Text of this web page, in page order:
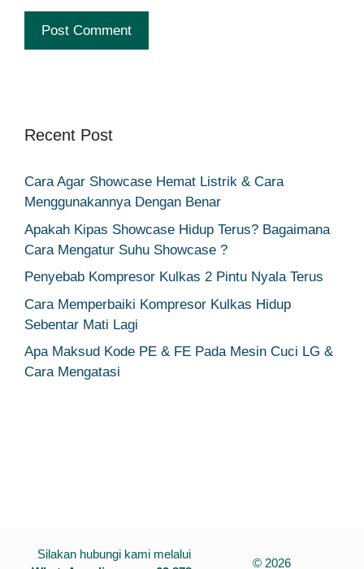
Recent Post
Cara Agar Showcase Hemat Listrik & Cara
Menggunakannya Dengan Benar
Apakah Kipas Showcase Hidup Terus? Bagaimana
Cara Mengatur Suhu Showcase ?
Penyebab Kompresor Kulkas 2 Pintu Nyala Terus
Cara Memperbaiki Kompresor Kulkas Hidup
Sebentar Mati Lagi
Apa Maksud Kode PE & FE Pada Mesin Cuci LG &
Cara Mengatasi
Silakan hubungi kami melalui
© 2026